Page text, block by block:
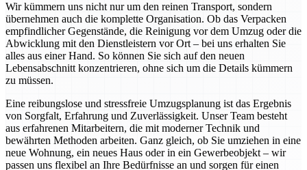
Wir kümmern uns nicht nur um den reinen Transport, sondern
übernehmen auch die komplette Organisation. Ob das Verpacken
empfindlicher Gegenstände, die Reinigung vor dem Umzug oder die
Abwicklung mit den Dienstleistern vor Ort – bei uns erhalten Sie
alles aus einer Hand. So können Sie sich auf den neuen
Lebensabschnitt konzentrieren, ohne sich um die Details kümmern
zu müssen.
Eine reibungslose und stressfreie Umzugsplanung ist das Ergebnis
von Sorgfalt, Erfahrung und Zuverlässigkeit. Unser Team besteht
aus erfahrenen Mitarbeitern, die mit moderner Technik und
bewährten Methoden arbeiten. Ganz gleich, ob Sie umziehen in eine
neue Wohnung, ein neues Haus oder in ein Gewerbeobjekt – wir
passen uns flexibel an Ihre Bedürfnisse an und sorgen für einen